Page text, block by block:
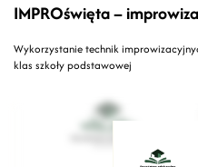
IMPROświęta –
Wykorzystanie technik
klas szkoły podstawowej